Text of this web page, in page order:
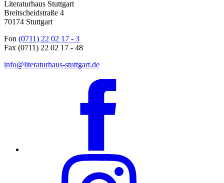
Literaturhaus Stuttgart
Breitscheidstraße 4
70174 Stuttgart
Fon (0711) 22 02 17 - 3
Fax (0711) 22 02 17 - 48
info@literaturhaus-stuttgart.de